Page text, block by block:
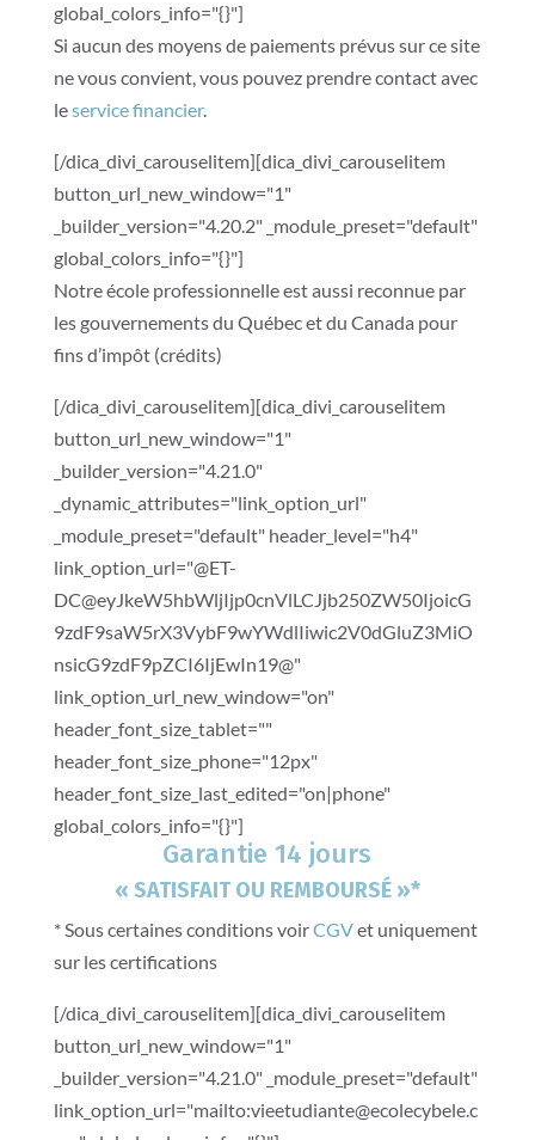
global_colors_info="{}"]
Si aucun des moyens de paiements prévus sur ce site
ne vous convient, vous pouvez prendre contact avec
leservice financier.
[/dica_divi_carouselitem][dica_divi_carouselitem
button_url_new_window="1"
_builder_version="4.20.2" _module_preset="default"
global_colors_info="{}"]
Notre école professionnelle est aussi reconnue par
les gouvernements du Québec et du Canada pour
fins d’impôt (crédits)
[/dica_divi_carouselitem][dica_divi_carouselitem
button_url_new_window="1"
_builder_version="4.21.0"
_dynamic_attributes="link_option_url"
_module_preset="default" header_level="h4"
link_option_url="@ET-
DC@eyJkeW5hbWljIjp0cnVlLCJjb250ZW50IjoicG
9zdF9saW5rX3VybF9wYWdlIiwic2V0dGluZ3MiO
nsicG9zdF9pZCI6IjEwIn19@"
link_option_url_new_window="on"
header_font_size_tablet=""
header_font_size_phone="12px"
header_font_size_last_edited="on|phone"
global_colors_info="{}"]
Garantie 14 jours
« SATISFAIT OU REMBOURSÉ »*
* Sous certaines conditions voirCGVet uniquement
sur les certifications
[/dica_divi_carouselitem][dica_divi_carouselitem
button_url_new_window="1"
_builder_version="4.21.0" _module_preset="default"
link_option_url="mailto:vieetudiante@ecolecybele.c